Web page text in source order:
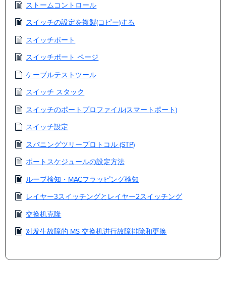
ストームコントロール
スイッチの設定を複製(コピー)する
スイッチポート
スイッチポート ページ
ケーブルテストツール
スイッチ スタック
スイッチのポートプロファイル(スマートポート)
スイッチ設定
スパニングツリープロトコル (STP)
ポートスケジュールの設定方法
ループ検知・MACフラッピング検知
レイヤー3スイッチングとレイヤー2スイッチング
交换机克隆
对发生故障的 MS 交换机进行故障排除和更换